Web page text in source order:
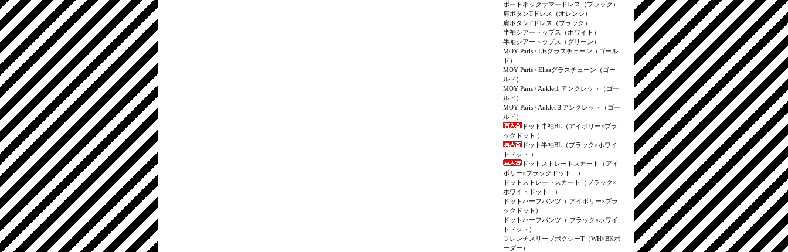
ボートネックサマードレス（ブラック）
肩ボタンTドレス（オレンジ）
肩ボタンTドレス（ブラック）
半袖シアートップス（ホワイト）
半袖シアートップス（グリーン）
MOY Paris / Lizグラスチェーン（ゴール
ド）
MOY Paris / Elisaグラスチェーン（ゴー
ルド）
MOY Paris / Anklet1 アンクレット（ゴー
ルド）
MOY Paris / Anklet３アンクレット（ゴー
ルド）
ドット半袖BL（アイボリー×ブラ
ックドット ）
ドット半袖BL（ブラック×ホワイ
トドット ）
ドットストレートスカート（アイ
ボリー×ブラックドット ）
ドットストレートスカート（ブラック×
ホワイトドット ）
ドットハーフパンツ（ アイボリー×ブラ
ックドット）
ドットハーフパンツ（ ブラック×ホワイ
トドット）
フレンチスリーブボクシーT（WH×BKボ
ーダー）